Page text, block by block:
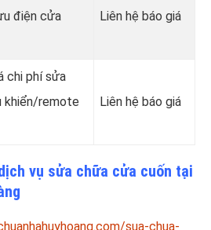
điện cửa
Liên hệ báo giá
chi phí sửa
khiển/remote
Liên hệ báo giá
vụ sửa chữa cửa cuốn tại
sua-chua-